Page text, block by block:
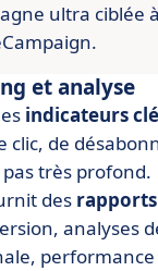
ultra ciblée
et analyse
indicateurs
clic, de
très profond.
des
analyses
performance